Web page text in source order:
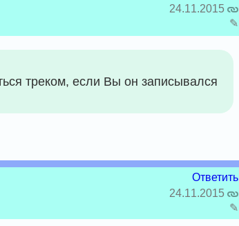
24.11.2015
✎
треком, если Вы он записывался
Ответить
24.11.2015
✎